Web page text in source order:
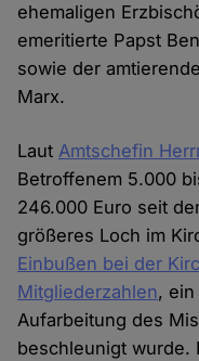
ehemaligen
emeritierte Papst
sowie der
Marx.
LautAmtschefin
Betroffenem 5.000
246.000 Euro seit
größeres Loch im
Einbußen bei der
Mitgliederzahlen,
Aufarbeitung des
beschleunigt wurde.